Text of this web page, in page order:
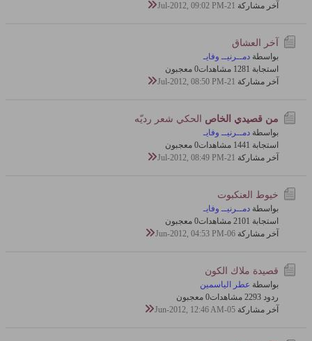
آخر مشاركة 21-Jul-2012, 09:02 PM
آخر العشاق
بواسطة دمــرنيــ وفايـ
استجابة 1
128 مشاهدات
0 معجبون
آخر مشاركة 21-Jul-2012, 08:50 PM
من قصيدي الخاص الحكي شعر رديّه
بواسطة دمــرنيــ وفايـ
استجابة 1
144 مشاهدات
0 معجبون
آخر مشاركة 21-Jul-2012, 08:49 PM
خيوط العنكبوت
بواسطة دمــرنيــ وفايـ
استجابة 1
210 مشاهدات
0 معجبون
آخر مشاركة 06-Jun-2012, 04:53 PM
قصيدة ملاك الكون
بواسطة عطر الياسمين
ردود 3
229 مشاهدات
0 معجبون
آخر مشاركة 05-Jun-2012, 12:46 AM